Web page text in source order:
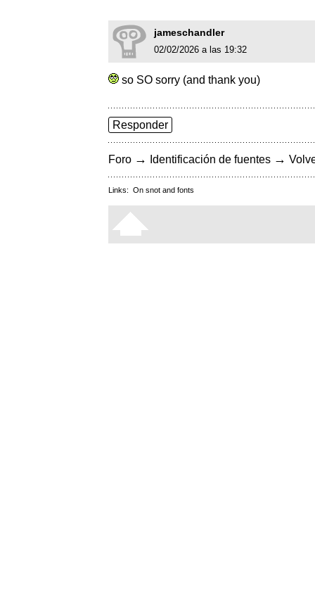
jameschandler
02/02/2026 a las 19:32
so SO sorry (and thank you)
Responder
Foro → Identificación de fuentes →
Links: On snot and fonts